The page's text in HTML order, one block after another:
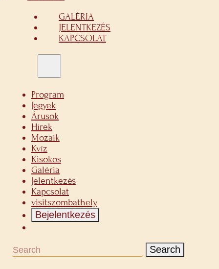
GALÉRIA
JELENTKEZÉS
KAPCSOLAT
Program
Jegyek
Árusok
Hírek
Mozaik
Kvíz
Kisokos
Galéria
Jelentkezés
Kapcsolat
visitszombathely
Bejelentkezés
Search